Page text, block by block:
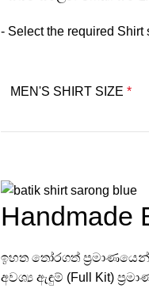
- Select the required Shirt
MEN'S SHIRT SIZE *
Handmade
ඉහත තෝරගත්
අවශ්‍ය ඇඳුම් (Full Kit)